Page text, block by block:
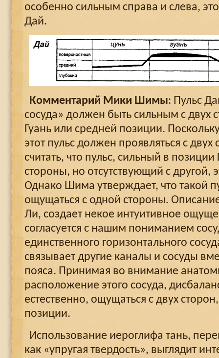
особенно сильным справа и слева,
Дай.
Комментарий Мики Шимы: Пульс
сосуда» должен быть сильным с двух
Гуань или средней позиции.
этот пульс должен проявляться с
считать, что пульс, сильный в позиции
стороны, но отсутствующий с другой,
Однако Шима утверждает, что такой
ощущаться с одной стороны.
Ли, создает некое интуитивное
согласуется с нашим пониманием
единственного горизонтального
связывает другие каналы и сосуды
пояса. Принимая во внимание
расположение этого сосуда,
естественно, ощущаться с двух
позиции.
Использование иероглифа тань,
как «упругая твердость», выглядит